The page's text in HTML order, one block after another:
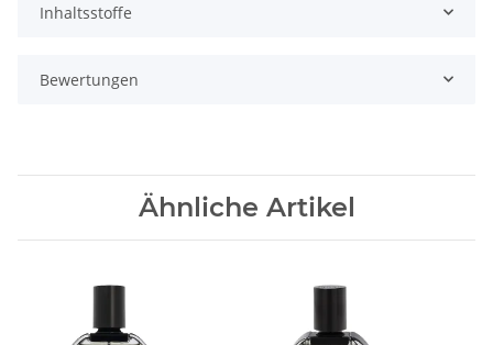
Inhaltsstoffe
Bewertungen
Ähnliche Artikel